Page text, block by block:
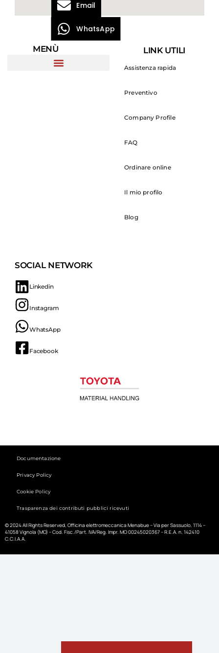
MENÙ LINK UTILI
Assistenza rapida
Preventivo
Company Profile
FAQ
Ordinare online
Il mio profilo
Blog
SOCIAL NETWORK
Linkedin
Instagram
WhatsApp
Facebook
Documentazione
Privacy Policy
Cookie Policy
Trasparenza dei contributi pubblici ricevuti
© 2024 All Rights Reserved, Officina elettromeccanica Menabue – Via per Sassuolo, 1114 –
41058 Vignola (MO) – Cod. Fisc./Part. IVA/Reg. Impr. MO 00245020367 – R.E.A. n. 142410
C.C.I.A.A.
Email
WhatsApp